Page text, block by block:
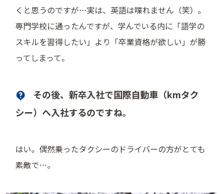
くと思うのですが…実は、英語は喋れません（笑）。
専門学校に通ったんですが、学んでいる内に「語学の
スキルを習得したい」より「卒業資格が欲しい」が勝
ってしまって。
その後、新卒入社で国際自動車（kmタク
シー）へ入社するのですね。
はい。偶然乗ったタクシーのドライバーの方がとても
素敵で…。